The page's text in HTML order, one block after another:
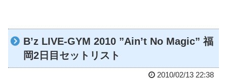
B’z LIVE-GYM 2010 ”Ain’t No Magic” 福
岡2日目セットリスト
2010/02/13 22:38